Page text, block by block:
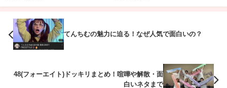
は2回目!!
先のコラボ動画の中でも触れられていますが、二人は、以
前にもデカキンTVで共演していました。
2016年の フラフープダイエット企画にてコラボをしていま
さて、話が逸れましたが、本命の一般人女性との交際歴に
つながりそうな情報を、時系列順で記しておきます。
---------------
2016年10月19日 デカキンもそろそろ結婚するからね!!ツ
イートステータス交際中
てんちむの魅力に迫る！なぜ人気で面白いの？
48(フォーエイト)ドッキリまとめ！喧嘩や解散・面
白いネタまで